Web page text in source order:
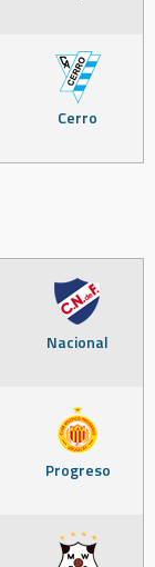
Cerro
Nacional
Progreso